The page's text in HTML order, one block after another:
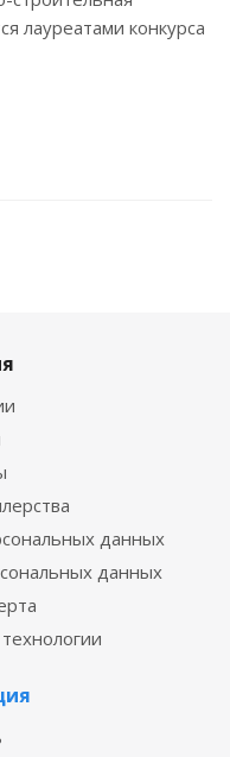
лауреатами конкурса
данных
данных